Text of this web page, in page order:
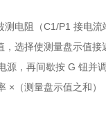
电阻（C1/P1 接电
选择使测量盘示值接
源，再间歇按 G 钮并
×（测量盘示值之和）